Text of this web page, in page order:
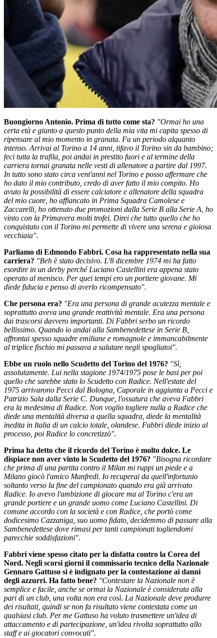
Buongiorno Antonio. Prima di tutto come sta? "Ormai ho una
certa età e giunto a questo punto della mia vita mi capita spesso di
ripensare al mio momento in granata. Fu un periodo alquanto
intenso. Arrivai al Torino a 14 anni, tifavo il Torino sin da bambino;
feci tutta la trafila, poi andai in prestito fuori e al termine della
carriera tornai granata nelle vesti di allenatore a partire dal 1997.
In tutto sono stato circa vent'anni nel Torino e posso affermare che
ho dato il mio contributo, credo di aver fatto il mio compito. Ho
avuto la possibilità di essere calciatore e allenatore della squadra
del mio cuore, ho affiancato in Prima Squadra Camolese e
Zaccarelli, ho ottenuto due promozioni dalla Serie B alla Serie A, ho
vinto con la Primavera molti trofei. Direi che tutto quello che ho
conquistato con il Torino mi permette di vivere una serena e gioiosa
vecchiaia".
Parliamo di Edmondo Fabbri. Cosa ha rappresentato nella sua
carriera? "Beh è stato decisivo. L'8 dicembre 1974 mi ha fatto
esordire in un derby perché Luciano Castellini era appena stato
operato al menisco. Per quei tempi ero un portiere giovane. Mi
diede fiducia e penso di averlo ricompensato".
Che persona era? "Era una persona di grande acutezza mentale e
soprattutto aveva una grande reattività mentale. Era una persona
dai trascorsi davvero importanti. Di Fabbri serbo un ricordo
bellissimo. Quando io andai alla Sambenedettese in Serie B,
affrontai spesso squadre emiliane e romagnole e immancabilmente
al triplice fischio mi passava a salutare negli spogliatoi".
Ebbe un ruolo nello Scudetto del Torino del 1976? "Sì,
assolutamente. Lui nella stagione 1974/1975 pose le basi per poi
quello che sarebbe stato lo Scudetto con Radice. Nell'estate del
1975 arrivarono Pecci dal Bologna, Caporale in aggiunta a Pecci e
Patrizio Sala dalla Serie C. Dunque, l'ossatura che aveva Fabbri
era la medesima di Radice. Non voglio togliere nulla a Radice che
diede una mentalità diversa a quella squadra, diede la mentalità
inedita in Italia di un calcio totale, olandese. Fabbri diede inizio al
processo, poi Radice lo concretizzò".
Prima ha detto che il ricordo del Torino è molto dolce. Le
dispiace non aver vinto lo Scudetto del 1976? "Bisogna ricordare
che prima di una partita contro il Milan mi ruppi un piede e a
Milano giocò l'amico Manfredi. Io recuperai da quell'infortunio
soltanto verso la fine del campionato quando era già arrivato
Radice. Io avevo l'ambizione di giocare ma al Torino c'era un
grande portiere e un grande uomo come Luciano Castellini. Di
comune accordo con la società e con Radice, che portò come
dodicesimo Cazzaniga, suo uomo fidato, decidemmo di passare alla
Sambenedettese dove rimasi per tanti campionati togliendomi
parecchie soddisfazioni".
Fabbri viene spesso citato per la disfatta contro la Corea del
Nord. Negli scorsi giorni il commissario tecnico della Nazionale
Gennaro Gattuso si è indignato per la contestazione ai danni
degli azzurri. Ha fatto bene? "Contestare la Nazionale non è
semplice e facile, anche se ormai la Nazionale è considerata alla
pari di un club, una volta non era così. La Nazionale deve produrre
dei risultati, quindi se non fa risultato viene contestata come un
qualsiasi club. Per me Gattuso ha voluto trasmettere un'idea di
attaccamento e di partecipazione, un'idea rivolta soprattutto allo
staff e ai giocatori convocati".